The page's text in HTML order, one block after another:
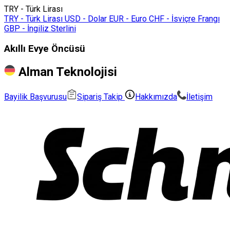
TRY - Türk Lirası
TRY - Türk Lirası USD - Dolar EUR - Euro CHF - İsviçre Frangı
GBP - İngiliz Sterlini
Akıllı Evye Öncüsü
Alman Teknolojisi
Bayilik Başvurusu Sipariş Takip Hakkımızda İletişim